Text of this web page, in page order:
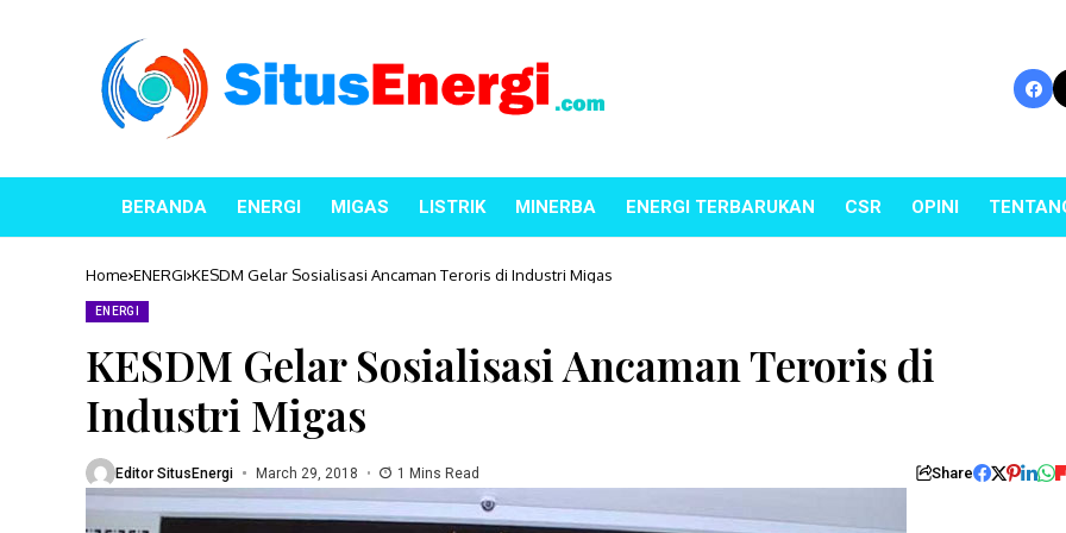
BERANDA ENERGI MIGAS LISTRIK MINERBA ENERGI TERBARUKAN CSR OPINI
Home ENERGI KESDM Gelar Sosialisasi Ancaman Teroris di Industri Migas
ENERGI
KESDM Gelar Sosialisasi Ancaman Teroris di
Industri Migas
Editor SitusEnergi March 29, 2018 1 Mins Read Share